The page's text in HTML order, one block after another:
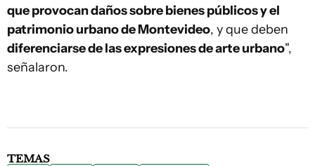
que provocan daños sobre bienes públicos y el
patrimonio urbano de Montevideo, y que deben
diferenciarse de las expresiones de arte urbano",
señalaron.
TEMAS